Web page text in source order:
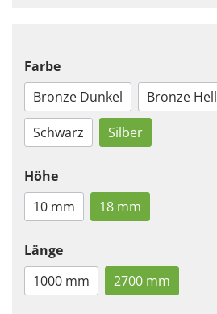
Farbe
Bronze Dunkel
Bronze Hell
Schwarz
Silber
Höhe
10 mm
18 mm
Länge
1000 mm
2700 mm